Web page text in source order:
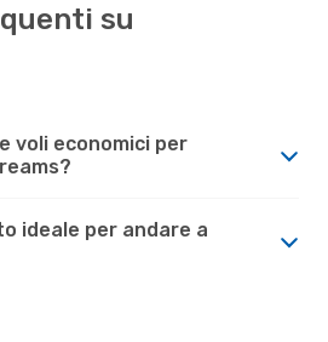
su
voli economici per
ideale per andare a